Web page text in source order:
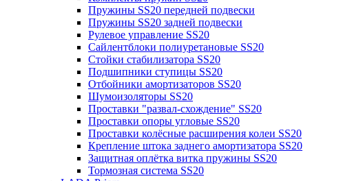
Пружины SS20 передней подвески
Пружины SS20 задней подвески
Рулевое управление SS20
Сайлентблоки полиуретановые SS20
Стойки стабилизатора SS20
Подшипники ступицы SS20
Отбойники амортизаторов SS20
Шумоизоляторы SS20
Проставки "развал-схождение" SS20
Проставки опоры угловые SS20
Проставки колёсные расширения колеи SS20
Крепление штока заднего амортизатора SS20
Защитная оплётка витка пружины SS20
Тормозная система SS20